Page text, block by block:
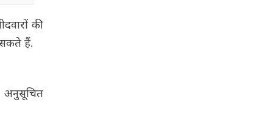
की
सकते हैं.
अनुसूचित